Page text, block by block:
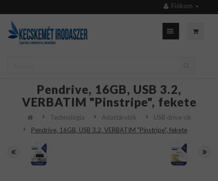
Fiókom
Pendrive, 16GB, USB 3.2,
VERBATIM "Pinstripe", fekete
Technológia Adattárolók
USB drive-ok
Pendrive, 16GB, USB 3.2, VERBATIM "Pinstripe", fekete